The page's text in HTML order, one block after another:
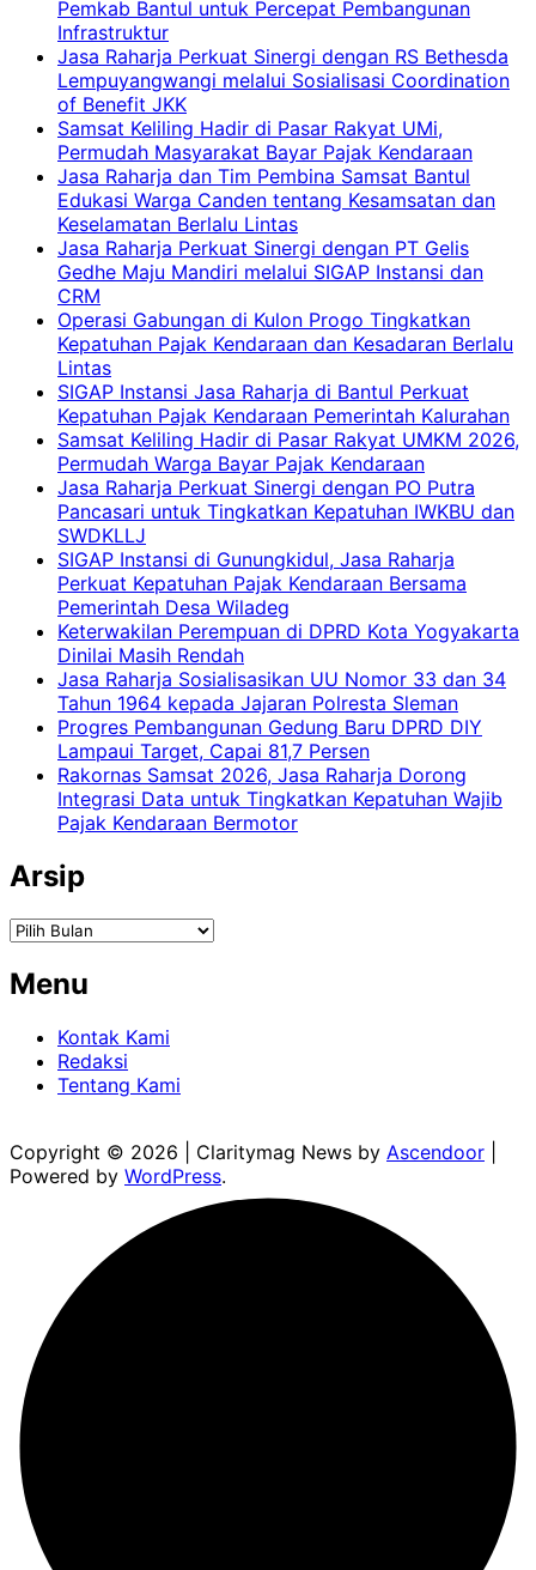
Pemkab Bantul untuk Percepat Pembangunan
Infrastruktur
Jasa Raharja Perkuat Sinergi dengan RS Bethesda
Lempuyangwangi melalui Sosialisasi Coordination
of Benefit JKK
Samsat Keliling Hadir di Pasar Rakyat UMi,
Permudah Masyarakat Bayar Pajak Kendaraan
Jasa Raharja dan Tim Pembina Samsat Bantul
Edukasi Warga Canden tentang Kesamsatan dan
Keselamatan Berlalu Lintas
Jasa Raharja Perkuat Sinergi dengan PT Gelis
Gedhe Maju Mandiri melalui SIGAP Instansi dan
CRM
Operasi Gabungan di Kulon Progo Tingkatkan
Kepatuhan Pajak Kendaraan dan Kesadaran Berlalu
Lintas
SIGAP Instansi Jasa Raharja di Bantul Perkuat
Kepatuhan Pajak Kendaraan Pemerintah Kalurahan
Samsat Keliling Hadir di Pasar Rakyat UMKM 2026,
Permudah Warga Bayar Pajak Kendaraan
Jasa Raharja Perkuat Sinergi dengan PO Putra
Pancasari untuk Tingkatkan Kepatuhan IWKBU dan
SWDKLLJ
SIGAP Instansi di Gunungkidul, Jasa Raharja
Perkuat Kepatuhan Pajak Kendaraan Bersama
Pemerintah Desa Wiladeg
Keterwakilan Perempuan di DPRD Kota Yogyakarta
Dinilai Masih Rendah
Jasa Raharja Sosialisasikan UU Nomor 33 dan 34
Tahun 1964 kepada Jajaran Polresta Sleman
Progres Pembangunan Gedung Baru DPRD DIY
Lampaui Target, Capai 81,7 Persen
Rakornas Samsat 2026, Jasa Raharja Dorong
Integrasi Data untuk Tingkatkan Kepatuhan Wajib
Pajak Kendaraan Bermotor
Arsip
Arsip
Menu
Kontak Kami
Redaksi
Tentang Kami
Copyright © 2026 | Claritymag News by Ascendoor
Powered by WordPress.